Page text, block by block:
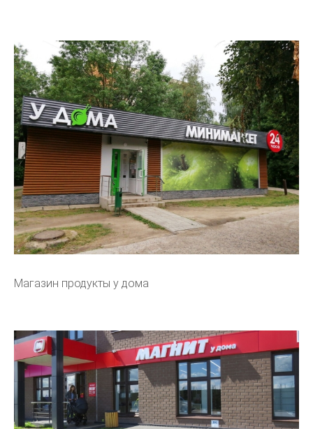
Магазин продукты у дома